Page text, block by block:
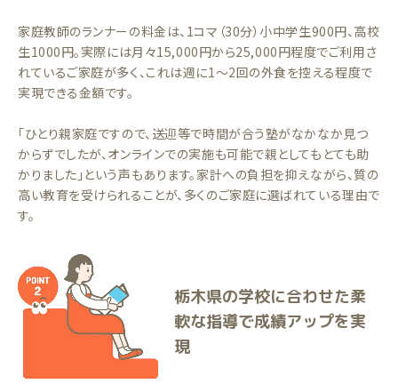
家庭教師のランナーの料金は、1コマ（30分）小中学生900円、高校
生1000円。実際には月々15,000円から25,000円程度でご利用さ
れているご家庭が多く、これは週に1〜2回の外食を控える程度で
実現できる金額です。
「ひとり親家庭ですので、送迎等で時間が合う塾がなかなか見つ
からずでしたが、オンラインでの実施も可能で親としてもとても助
かりました」という声もあります。家計への負担を抑えながら、質の
高い教育を受けられることが、多くのご家庭に選ばれている理由で
す。
栃木県の学校に合わせた柔
軟な指導で成績アップを実
現